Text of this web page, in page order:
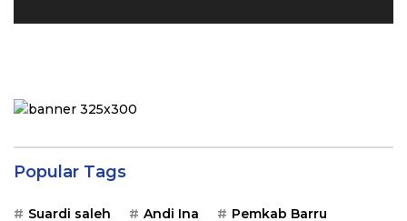
Popular Tags
Suardi saleh Andi Ina Pemkab Barru